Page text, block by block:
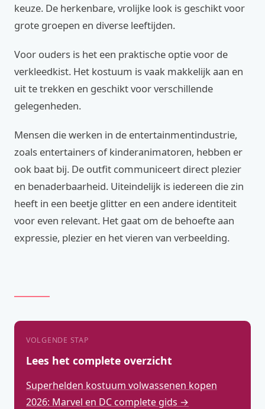
keuze. De herkenbare, vrolijke look is geschikt voor
grote groepen en diverse leeftijden.
Voor ouders is het een praktische optie voor de
verkleedkist. Het kostuum is vaak makkelijk aan en
uit te trekken en geschikt voor verschillende
gelegenheden.
Mensen die werken in de entertainmentindustrie,
zoals entertainers of kinderanimatoren, hebben er
ook baat bij. De outfit communiceert direct plezier
en benaderbaarheid. Uiteindelijk is iedereen die zin
heeft in een beetje glitter en een andere identiteit
voor even relevant. Het gaat om de behoefte aan
expressie, plezier en het vieren van verbeelding.
VOLGENDE STAP
Lees het complete overzicht
Superhelden kostuum volwassenen kopen
2026: Marvel en DC complete gids →